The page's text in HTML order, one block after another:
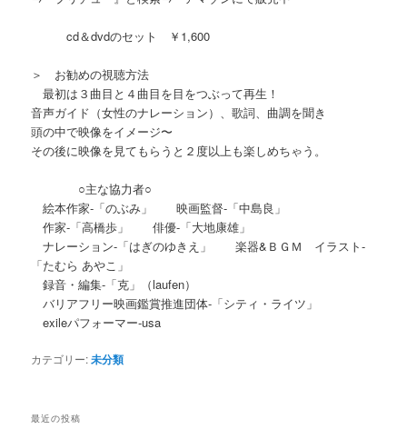
cd＆dvdのセット ￥1,600
＞ お勧めの視聴方法
最初は３曲目と４曲目を目をつぶって再生！
音声ガイド（女性のナレーション）、歌詞、曲調を聞き
頭の中で映像をイメージ〜
その後に映像を見てもらうと２度以上も楽しめちゃう。
○主な協力者○
絵本作家-「のぶみ」 映画監督-「中島良」
作家-「高橋歩」 俳優-「大地康雄」
ナレーション-「はぎのゆきえ」 楽器&ＢＧＭ イラスト-
「たむら あやこ」
録音・編集-「克」（laufen）
バリアフリー映画鑑賞推進団体-「シティ・ライツ」
exileパフォーマー-usa
カテゴリー:未分類
最近の投稿